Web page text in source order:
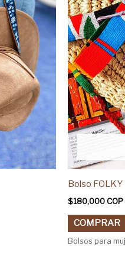
Bolso FOLKY
$180,000COP
COMPRAR
Bolsos para